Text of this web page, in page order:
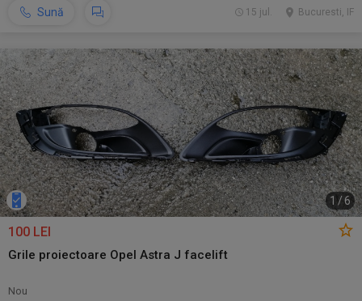
Sună Bucuresti, IF
15 jul.
1 /6
100 LEI
Grile proiectoare Opel Astra J facelift
Nou